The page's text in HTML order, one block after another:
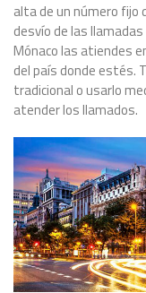
alta de un número fijo
desvío de las
Mónaco las atiendes
del país donde estés.
tradicional o usarlo
atender los llamados.